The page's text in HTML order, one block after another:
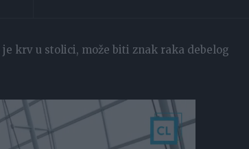
krv u stolici, može biti znak raka debelog